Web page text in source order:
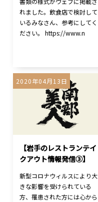
れました。飲食店で検討して
いるみなさん、参考にしてく
ださい。 https://www.n
2020年04月13日
【岩手のレストランテイ
クアウト情報発信③】
新型コロナウィルスにより大
きな影響を受けられている
方、罹患された方には心から